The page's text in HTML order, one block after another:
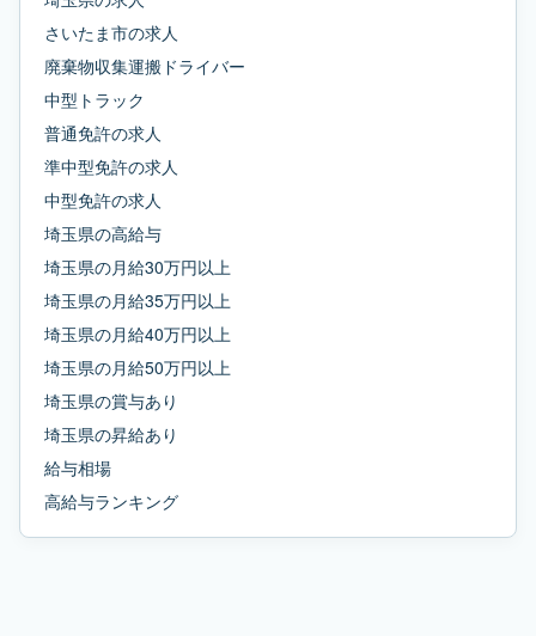
さいたま市の求人
廃棄物収集運搬ドライバー
中型トラック
普通免許の求人
準中型免許の求人
中型免許の求人
埼玉県の高給与
埼玉県の月給30万円以上
埼玉県の月給35万円以上
埼玉県の月給40万円以上
埼玉県の月給50万円以上
埼玉県の賞与あり
埼玉県の昇給あり
給与相場
高給与ランキング